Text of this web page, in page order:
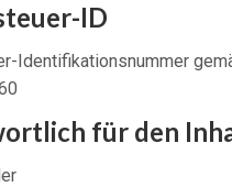
ID
Identifikationsnummer
für den